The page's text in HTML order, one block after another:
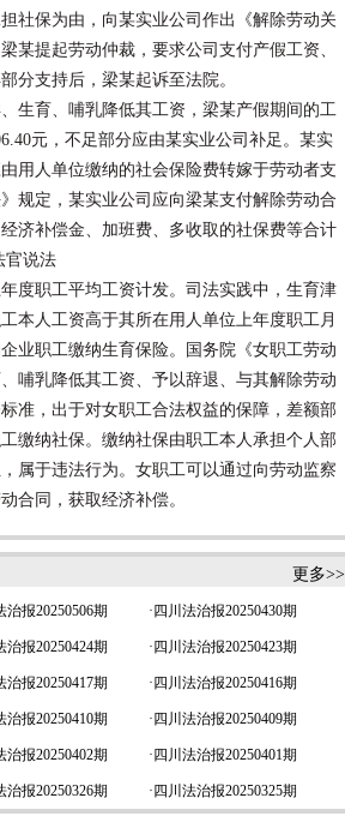
社保为由，向某实业公司作出《解除劳动关
某提起劳动仲裁，要求公司支付产假工资、
分支持后，梁某起诉至法院。
育、哺乳降低其工资，梁某产假期间的工
元，不足部分应由某实业公司补足。某实
用人单位缴纳的社会保险费转嫁于劳动者支
规定，某实业公司应向梁某支付解除劳动合
济补偿金、加班费、多收取的社保费等合计
官说法
职工平均工资计发。司法实践中，生育津
本人工资高于其所在用人单位上年度职工月
业职工缴纳生育保险。国务院《女职工劳动
哺乳降低其工资、予以辞退、与其解除劳动
准，出于对女职工合法权益的保障，差额部
缴纳社保。缴纳社保由职工本人承担个人部
属于违法行为。女职工可以通过向劳动监察
合同，获取经济补偿。
更多>>
治报20250506期 · 四川法治报20250430期
治报20250424期 · 四川法治报20250423期
治报20250417期 · 四川法治报20250416期
治报20250410期 · 四川法治报20250409期
治报20250402期 · 四川法治报20250401期
治报20250326期 · 四川法治报20250325期